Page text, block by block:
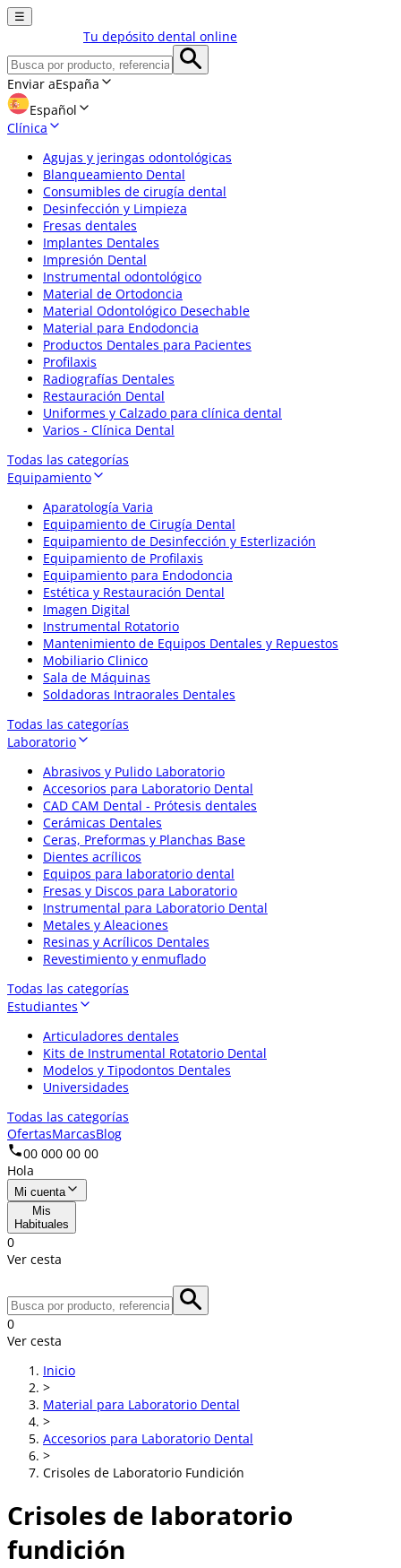
☰
Tu depósito dental online
Enviar aEspaña
Español
Clínica
Agujas y jeringas odontológicas
Blanqueamiento Dental
Consumibles de cirugía dental
Desinfección y Limpieza
Fresas dentales
Implantes Dentales
Impresión Dental
Instrumental odontológico
Material de Ortodoncia
Material Odontológico Desechable
Material para Endodoncia
Productos Dentales para Pacientes
Profilaxis
Radiografías Dentales
Restauración Dental
Uniformes y Calzado para clínica dental
Varios - Clínica Dental
Todas las categorías
Equipamiento
Aparatología Varia
Equipamiento de Cirugía Dental
Equipamiento de Desinfección y Esterlización
Equipamiento de Profilaxis
Equipamiento para Endodoncia
Estética y Restauración Dental
Imagen Digital
Instrumental Rotatorio
Mantenimiento de Equipos Dentales y Repuestos
Mobiliario Clinico
Sala de Máquinas
Soldadoras Intraorales Dentales
Todas las categorías
Laboratorio
Abrasivos y Pulido Laboratorio
Accesorios para Laboratorio Dental
CAD CAM Dental - Prótesis dentales
Cerámicas Dentales
Ceras, Preformas y Planchas Base
Dientes acrílicos
Equipos para laboratorio dental
Fresas y Discos para Laboratorio
Instrumental para Laboratorio Dental
Metales y Aleaciones
Resinas y Acrílicos Dentales
Revestimiento y enmuflado
Todas las categorías
Estudiantes
Articuladores dentales
Kits de Instrumental Rotatorio Dental
Modelos y Tipodontos Dentales
Universidades
Todas las categorías
OfertasMarcasBlog
00 000 00 00
Hola
Mi cuenta
Mis
Habituales
0
Ver cesta
0
Ver cesta
Inicio
>
Material para Laboratorio Dental
>
Accesorios para Laboratorio Dental
>
Crisoles de Laboratorio Fundición
Crisoles de laboratorio
fundición